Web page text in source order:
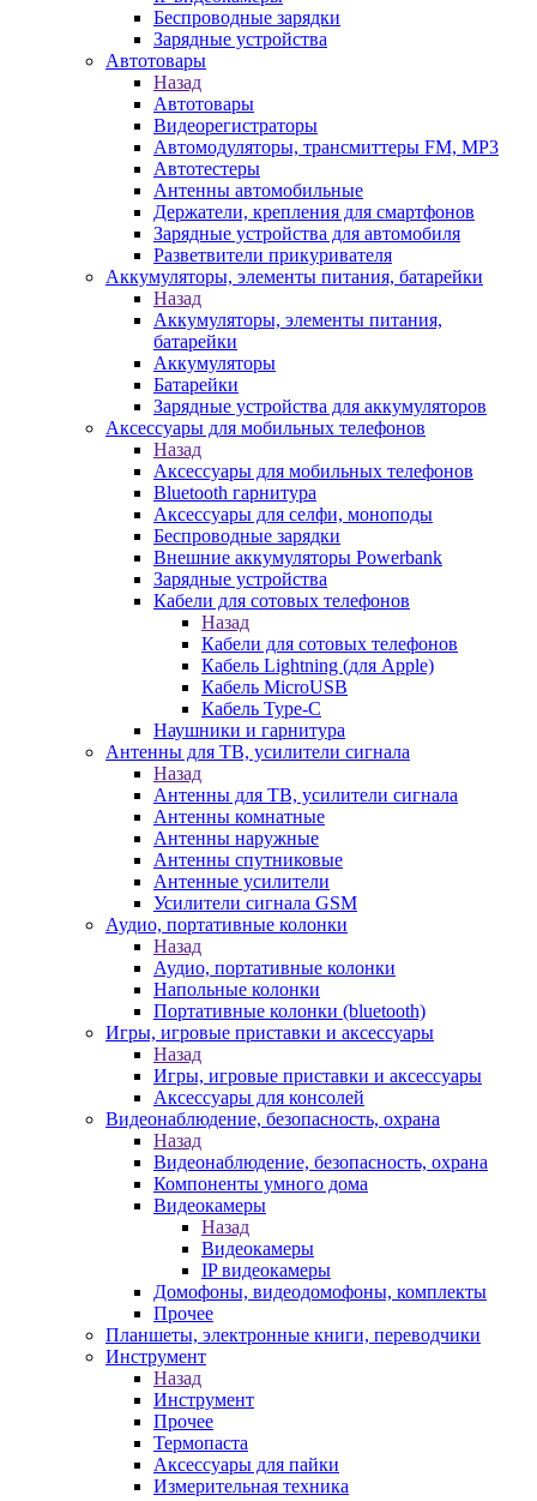
Беспроводные зарядки
Зарядные устройства
Автотовары
Назад
Автотовары
Видеорегистраторы
Автомодуляторы, трансмиттеры FM, MP3
Автотестеры
Антенны автомобильные
Держатели, крепления для смартфонов
Зарядные устройства для автомобиля
Разветвители прикуривателя
Аккумуляторы, элементы питания, батарейки
Назад
Аккумуляторы, элементы питания,
батарейки
Аккумуляторы
Батарейки
Зарядные устройства для аккумуляторов
Аксессуары для мобильных телефонов
Назад
Аксессуары для мобильных телефонов
Bluetooth гарнитура
Аксессуары для селфи, моноподы
Беспроводные зарядки
Внешние аккумуляторы Powerbank
Зарядные устройства
Кабели для сотовых телефонов
Назад
Кабели для сотовых телефонов
Кабель Lightning (для Apple)
Кабель MicroUSB
Кабель Type-C
Наушники и гарнитура
Антенны для ТВ, усилители сигнала
Назад
Антенны для ТВ, усилители сигнала
Антенны комнатные
Антенны наружные
Антенны спутниковые
Антенные усилители
Усилители сигнала GSM
Аудио, портативные колонки
Назад
Аудио, портативные колонки
Напольные колонки
Портативные колонки (bluetooth)
Игры, игровые приставки и аксессуары
Назад
Игры, игровые приставки и аксессуары
Аксессуары для консолей
Видеонаблюдение, безопасность, охрана
Назад
Видеонаблюдение, безопасность, охрана
Компоненты умного дома
Видеокамеры
Назад
Видеокамеры
IP видеокамеры
Домофоны, видеодомофоны, комплекты
Прочее
Планшеты, электронные книги, переводчики
Инструмент
Назад
Инструмент
Прочее
Термопаста
Аксессуары для пайки
Измерительная техника